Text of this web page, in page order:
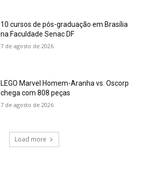
10 cursos de pós-graduação em Brasília
na Faculdade Senac DF
7 de agosto de 2026
LEGO Marvel Homem-Aranha vs. Oscorp
chega com 808 peças
7 de agosto de 2026
Load more